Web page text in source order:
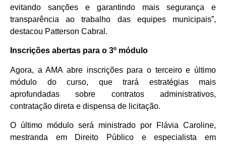
evitando sanções e garantindo mais segurança e
transparência ao trabalho das equipes municipais”,
destacou Patterson Cabral.
Inscrições abertas para o 3º módulo
Agora, a AMA abre inscrições para o terceiro e último
módulo do curso, que trará estratégias mais
aprofundadas sobre contratos administrativos,
contratação direta e dispensa de licitação.
O último módulo será ministrado por Flávia Caroline,
mestranda em Direito Público e especialista em